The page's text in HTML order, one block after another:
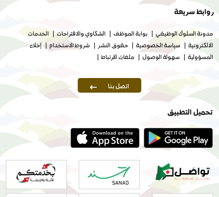
روابط سريعة
مدونة السلوك الوظيفي بوابة الموظف الشكاوي والاقتراحات
الخدمات
الالكترونية
سياسة الخصوصية حقوق النشر شروط الاستخدام
إخلاء
المسؤولية
سهولة الوصول ملفات الارتباط
اتصل بنا
تحميل التطبيق